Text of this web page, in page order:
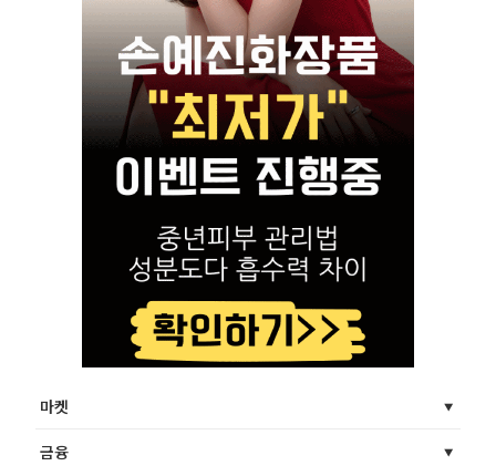
마켓
금융